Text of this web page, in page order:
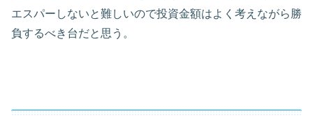
エスパーしないと難しいので投資金額はよく考えながら勝
負するべき台だと思う。